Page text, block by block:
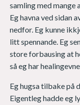
samling med mange
Eg havna ved sidan
nedfor. Eg kunne
litt spennande. Eg
store forbausing at
så eg har
Eg hugsa tilbake på
Eigentleg hadde eg